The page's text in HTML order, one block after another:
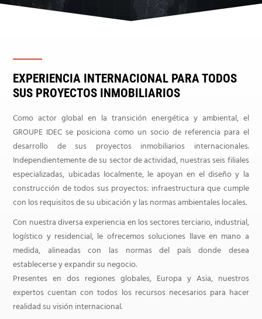
EXPERIENCIA INTERNACIONAL PARA TODOS
SUS PROYECTOS INMOBILIARIOS
Como actor global en la transición energética y ambiental, el
GROUPE IDEC se posiciona como un socio de referencia para el
desarrollo de sus proyectos inmobiliarios internacionales.
Independientemente de su sector de actividad, nuestras seis filiales
especializadas, ubicadas localmente, le apoyan en el diseño y la
construcción de todos sus proyectos: infraestructura que cumple
con los requisitos de su ubicación y las normas ambientales locales.
Con nuestra diversa experiencia en los sectores terciario, industrial,
logístico y residencial, le ofrecemos soluciones llave en mano a
medida, alineadas con las normas del país donde desea
establecerse y expandir su negocio.
Presentes en dos regiones globales, Europa y Asia, nuestros
expertos cuentan con todos los recursos necesarios para hacer
realidad su visión internacional.